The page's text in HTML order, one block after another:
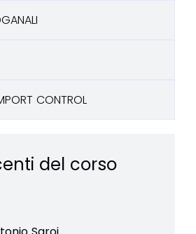
CONTROL
del corso